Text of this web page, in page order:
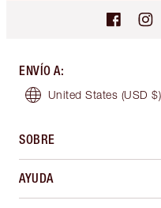
ENVÍO A:
United States (USD $)
SOBRE
AYUDA